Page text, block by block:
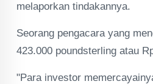
melaporkan tindakannya.
Seorang pengacara yang
423.000 poundsterling atau
"Para investor